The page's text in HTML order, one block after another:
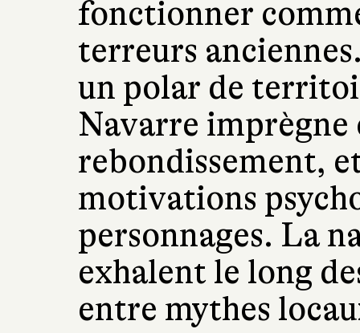
fonctionner
terreurs
un polar de
Navarre imprègne
rebondissement,
motivations
personnages. La
exhalent le long
entre mythes